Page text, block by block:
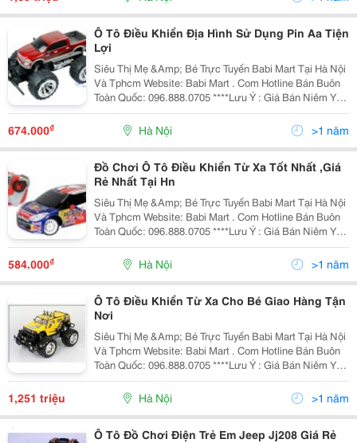
Ô Tô Điều Khiển Địa Hình Sử Dụng Pin Aa Tiện
Lợi
Siêu Thị Mẹ &Amp; Bé Trực Tuyến Babi Mart Tại Hà Nội
Và Tphcm Website: Babi Mart . Com Hotline Bán Buôn
Toàn Quốc: 096.888.0705 ****Lưu Ý : Giá Bán Niêm Yết
Là Giá Bán Tại Hà Nội, Giá Tại Hồ Chí Minh Có Thể Cao
Hoặc Thấp Hơn Giá Bán Tại
674.000₫ Hà Nội >1 năm
Đồ Chơi Ô Tô Điều Khiển Từ Xa Tốt Nhất ,Giá
Rẻ Nhất Tại Hn
Siêu Thị Mẹ &Amp; Bé Trực Tuyến Babi Mart Tại Hà Nội
Và Tphcm Website: Babi Mart . Com Hotline Bán Buôn
Toàn Quốc: 096.888.0705 ****Lưu Ý : Giá Bán Niêm Yết
Là Giá Bán Tại Hà Nội, Giá Tại Hồ Chí Minh Có Thể Cao
Hoặc Thấp Hơn Giá Bán Tại
584.000₫ Hà Nội >1 năm
Ô Tô Điều Khiển Từ Xa Cho Bé Giao Hàng Tận
Nơi
Siêu Thị Mẹ &Amp; Bé Trực Tuyến Babi Mart Tại Hà Nội
Và Tphcm Website: Babi Mart . Com Hotline Bán Buôn
Toàn Quốc: 096.888.0705 ****Lưu Ý : Giá Bán Niêm Yết
Là Giá Bán Tại Hà Nội, Giá Tại Hồ Chí Minh Có Thể Cao
Hoặc Thấp Hơn Giá Bán Tại
1,251 triệu Hà Nội >1 năm
Ô Tô Đồ Chơi Điện Trẻ Em Jeep Jj208 Giá Rẻ